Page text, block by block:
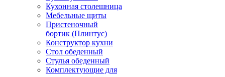
Кухонная столешница
Мебельные щиты
Пристеночный
бортик (Плинтус)
Конструктор кухни
Стол обеденный
Стулья обеденный
Комплектующие для